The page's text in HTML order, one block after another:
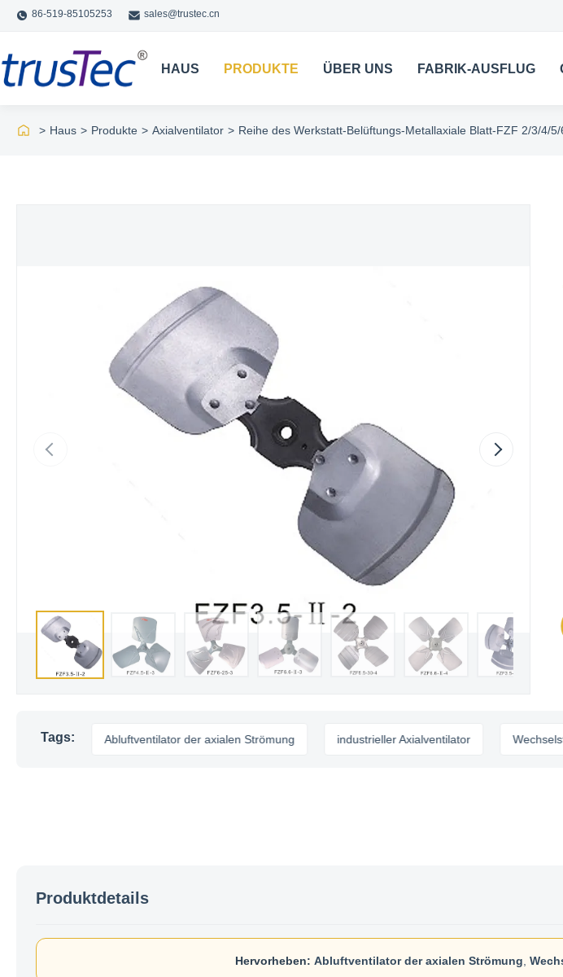
86-519-85105253 sales@trustec.cn
HAUS PRODUKTE ÜBER UNS FABRIK-AUSFLUG
> Haus > Produkte > Axialventilator > Reihe des Werkstatt-Belüftungs-Metallaxiale Blatt-FZF 2/3/4/5/
Tags:Abluftventilator der axialen Strömung industrieller Axialventilator Wechselstrom-
Produktdetails
Hervorheben: Abluftventilator der axialen Strömung